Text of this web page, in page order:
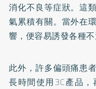
消化不良等症狀。這
氣累積有關。當外在
響，便容易誘發各種不
此外，許多偏頭痛患
長時間使用3C產品